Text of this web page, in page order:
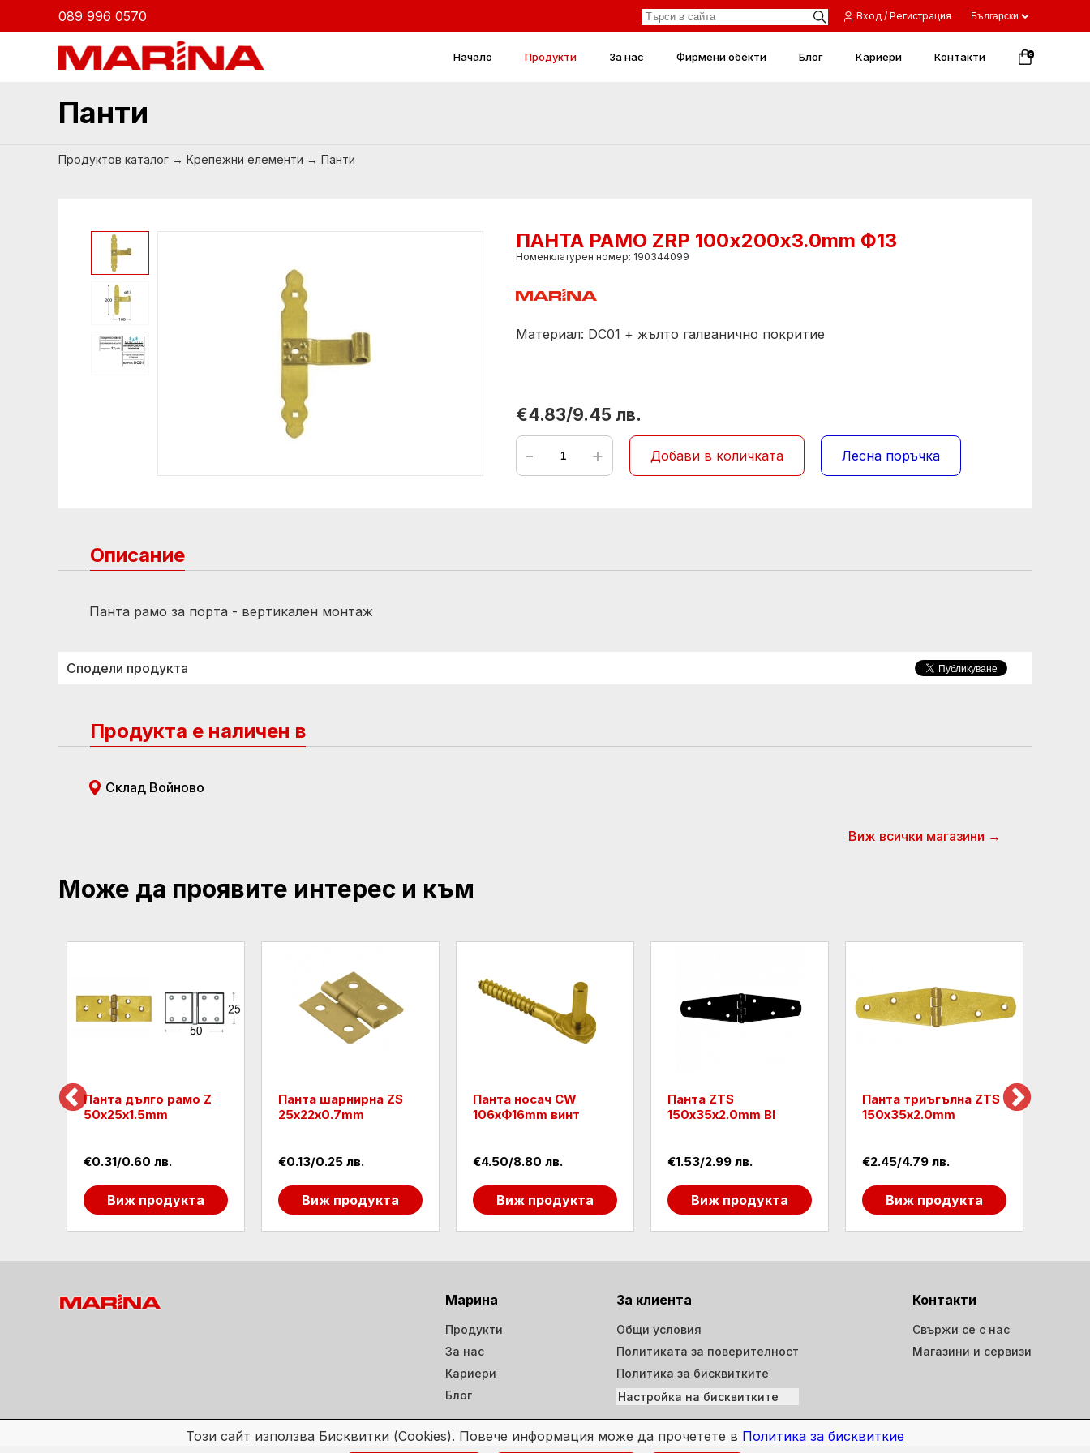
089 996 0570 Вход / Регистрация
0
Начало Продукти За нас Фирмени обекти Блог Кариери Контакти
Панти
Продуктов каталог → Крепежни елементи → Панти
ПАНТА РАМО ZRP 100х200х3.0mm Ф13
Номенклатурен номер: 190344099
Материал: DC01 + жълто галванично покритие
€4.83/9.45 лв.
- + Добави в количката Лесна поръчка
Описание
Панта рамо за порта - вертикален монтаж
Сподели продукта
Продукта е наличен в
Склад Войново
Виж всички магазини →
Може да проявите интерес и към
Панта дълго рамо Z
50х25х1.5mm
€0.31/0.60 лв.
Виж продукта
Панта шарнирна ZS
25х22х0.7mm
€0.13/0.25 лв.
Виж продукта
Панта носач CW
106хФ16mm винт
€4.50/8.80 лв.
Виж продукта
Панта ZTS
150х35х2.0mm Bl
€1.53/2.99 лв.
Виж продукта
Панта триъгълна ZTS
150х35х2.0mm
€2.45/4.79 лв.
Виж продукта
Контакти
Свържи се с нас
Магазини и сервизи
За клиента
Общи условия
Политиката за поверителност
Политика за бисквитките
Настройка на бисквитките
Марина
Продукти
За нас
Кариери
Блог
Този сайт използва Бисквитки (Cookies). Повече информация може да прочетете в Политика за бисквиткие